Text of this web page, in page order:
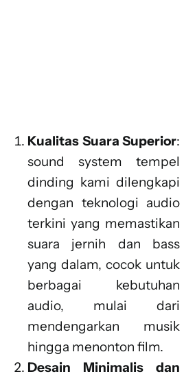
Kualitas Suara Superior:
sound system tempel
dinding kami dilengkapi
dengan teknologi audio
terkini yang memastikan
suara jernih dan bass
yang dalam, cocok untuk
berbagai kebutuhan
audio, mulai dari
mendengarkan musik
hingga menonton film.
Desain Minimalis dan